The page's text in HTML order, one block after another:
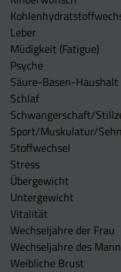
Leber
Müdigkeit (Fatigue)
Psyche
Säure-Basen-Haushalt
Schlaf
Schwangerschaft/
Sport/Muskulatur/
Stoffwechsel
Stress
Übergewicht
Untergewicht
Vitalität
Wechseljahre der Frau
Wechseljahre des
Weibliche Brust